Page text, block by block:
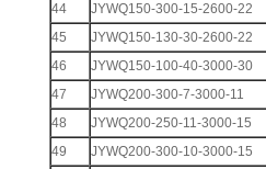
44
JYWQ150-300-15-2600-22
45
JYWQ150-130-30-2600-22
46
JYWQ150-100-40-3000-30
47
JYWQ200-300-7-3000-11
48
JYWQ200-250-11-3000-15
49
JYWQ200-300-10-3000-15